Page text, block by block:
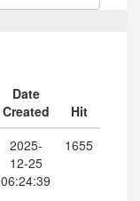
Date
Created
Hit
2025-
12-25
06:24:39
1655